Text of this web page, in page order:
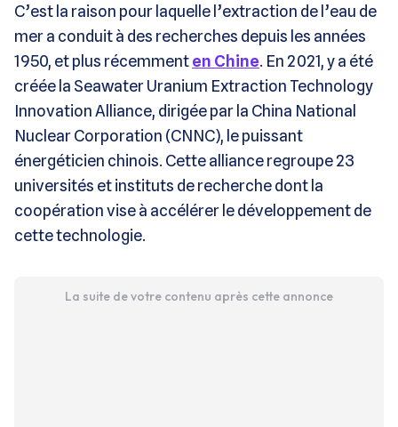
C’est la raison pour laquelle l’extraction de l’eau de
mer a conduit à des recherches depuis les années
1950, et plus récemmenten Chine. En 2021, y a été
créée la Seawater Uranium Extraction Technology
Innovation Alliance, dirigée par la China National
Nuclear Corporation (CNNC), le puissant
énergéticien chinois. Cette alliance regroupe 23
universités et instituts de recherche dont la
coopération vise à accélérer le développement de
cette technologie.
La suite de votre contenu après cette annonce